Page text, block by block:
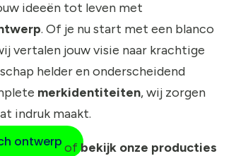
ideeën tot leven met
. Of je nu start met een blanco
vertalen jouw visie naar krachtige
helder en onderscheidend
merkidentiteiten, wij zorgen
indruk maakt.
ontwerpofbekijk onze producties